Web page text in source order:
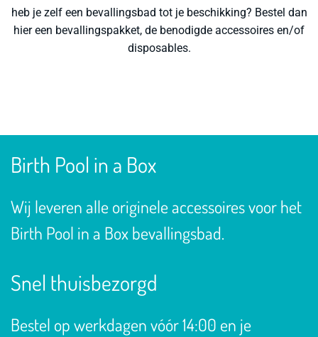
heb je zelf een bevallingsbad tot je beschikking? Bestel dan
hier een bevallingspakket, de benodigde accessoires en/of
disposables.
Birth Pool in a Box
Wij leveren alle originele accessoires voor het
Birth Pool in a Box bevallingsbad.
Snel thuisbezorgd
Bestel op werkdagen vóór 14:00 en je